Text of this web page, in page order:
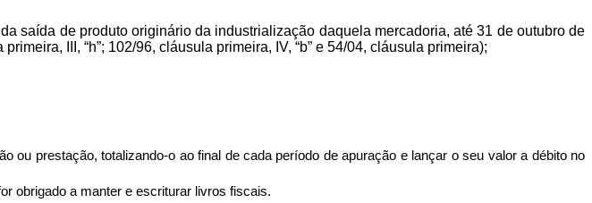
saída de produto originário da industrialização daquela mercadoria, até 31 de outubro de
III, “h”; 102/96, cláusula primeira, IV, “b” e 54/04, cláusula primeira);
ou prestação, totalizando-o ao final de cada período de apuração e lançar o seu valor a débito no
obrigado a manter e escriturar livros fiscais.